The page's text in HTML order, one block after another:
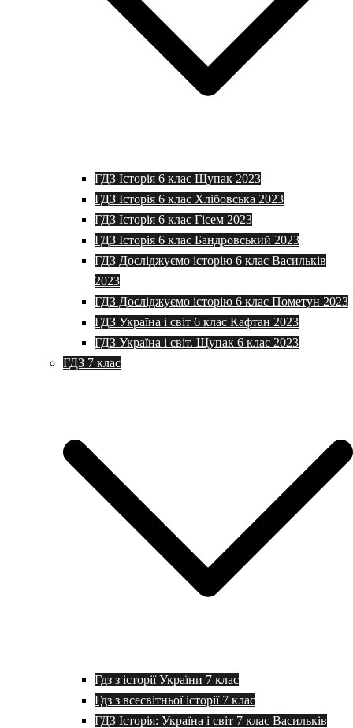
ГДЗ Історія 6 клас Щупак 2023
ГДЗ Історія 6 клас Хлібовська 2023
ГДЗ Історія 6 клас Гісем 2023
ГДЗ Історія 6 клас Бандровський 2023
ГДЗ Досліджуємо історію 6 клас Васильків
2023
ГДЗ Досліджуємо історію 6 клас Пометун 2023
ГДЗ Україна і світ 6 клас Кафтан 2023
ГДЗ Україна і світ. Щупак 6 клас 2023
ГДЗ 7 клас
Гдз з історії України 7 клас
Гдз з всесвітньої історії 7 клас
ГДЗ Історія: Україна і світ 7 клас Васильків